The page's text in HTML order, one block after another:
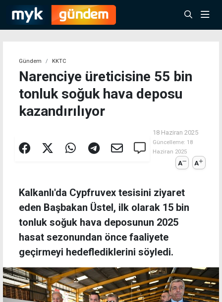
Gündem KKTC
Narenciye üreticisine 55 bin
tonluk soğuk hava deposu
kazandırılıyor
18 Haziran 2025
Güncelleme: 18
Haziran 2025
A A
Kalkanlı'da Cypfruvex tesisini ziyaret
eden Başbakan Üstel, ilk olarak 15 bin
tonluk soğuk hava deposunun 2025
hasat sezonundan önce faaliyete
geçirmeyi hedeflediklerini söyledi.